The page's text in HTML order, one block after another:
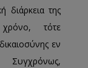
διάρκεια της
τότε
εν